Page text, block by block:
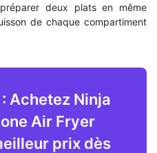
deux plats en même
de chaque compartiment
Achetez Ninja
Air Fryer
prix dès